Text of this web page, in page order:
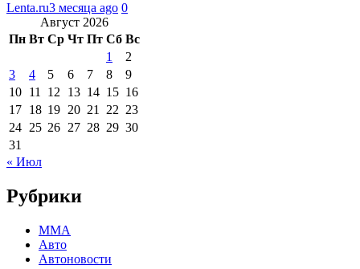
Lenta.ru3 месяца ago 0
Август 2026
Пн Вт Ср Чт Пт Сб Вс
1
2
3
4 5 6 7 8
9
10 11 12 13 14 15 16
17 18 19 20 21 22 23
24 25 26 27 28 29 30
31
« Июл
Рубрики
MMA
Авто
Автоновости